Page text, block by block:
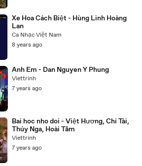
Xe Hoa Cách Biệt - Hùng Linh Hoàng
Lan
Ca Nhạc Việt Nam
8 years ago
Anh Em - Dan Nguyen Y Phung
Viettrinh
7 years ago
Bai hoc nho doi - Việt Hương, Chí Tài,
Thúy Nga, Hoài Tâm
Viettrinh
7 years ago